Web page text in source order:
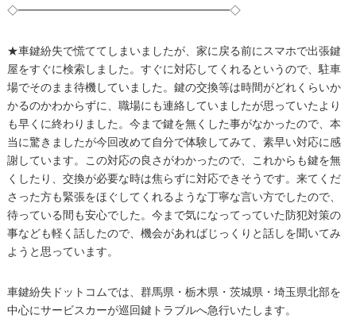
◇━━━━━━━━━━━━━━━━━━━◇
★車鍵紛失で慌ててしまいましたが、家に戻る前にスマホで出張鍵
屋をすぐに検索しました。すぐに対応してくれるというので、駐車
場でそのまま待機していました。鍵の交換等は時間がどれくらいか
かるのかわからずに、職場にも連絡していましたが思っていたより
も早くに終わりました。今まで鍵を無くした事がなかったので、本
当に驚きましたが今回改めて自分で体験してみて、素早い対応に感
謝しています。この対応の良さがわかったので、これからも鍵を無
くしたり、交換が必要な時は焦らずに対応できそうです。来てくだ
さった方も緊張をほぐしてくれるような丁寧な言い方でしたので、
待っている間も安心でした。今まで気になってっていた防犯対策の
事なども軽く話したので、機会があればじっくりと話しを聞いてみ
ようと思っています。
車鍵紛失ドットコムでは、群馬県・栃木県・茨城県・埼玉県北部を
中心にサービスカーが巡回鍵トラブルへ急行いたします。